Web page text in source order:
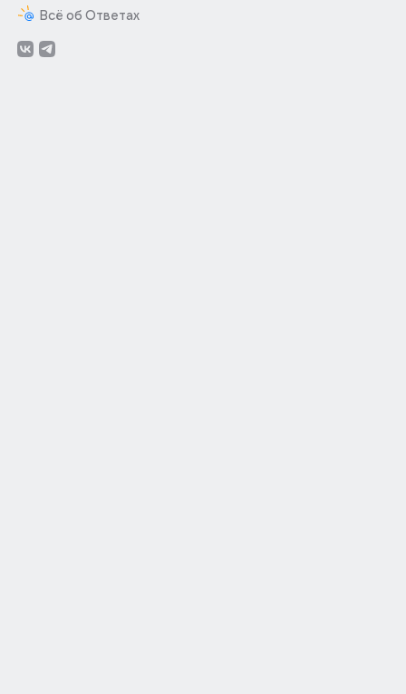
Всё об Ответах